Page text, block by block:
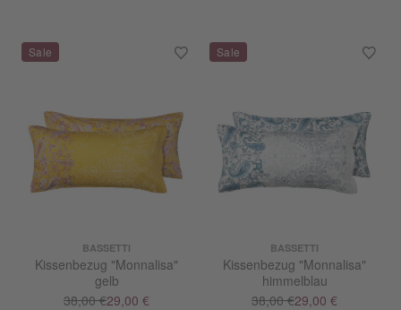
BASSETTI
Kissenbezug "Monnalisa"
gelb
38,00 €29,00 €
BASSETTI
Kissenbezug "Monnalisa"
himmelblau
38,00 €29,00 €